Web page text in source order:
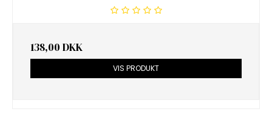
138,00 DKK
VIS PRODUKT